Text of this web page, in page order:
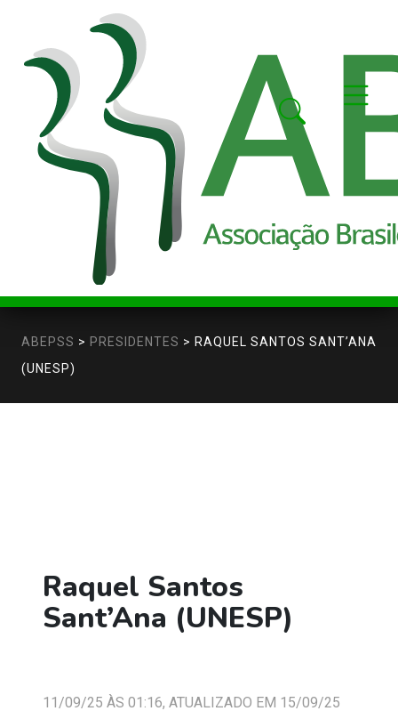
ABEPSS > PRESIDENTES > RAQUEL SANTOS SANT’ANA
(UNESP)
Raquel Santos
Sant’Ana (UNESP)
11/09/25 ÀS 01:16, ATUALIZADO EM 15/09/25